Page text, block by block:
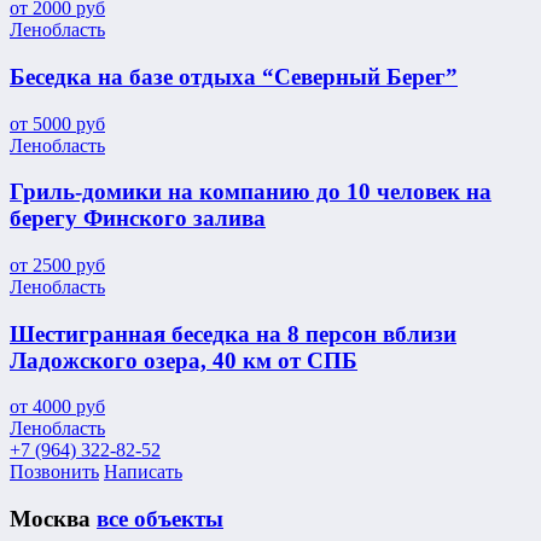
от 2000 руб
Ленобласть
Беседка на базе отдыха “Северный Берег”
от 5000 руб
Ленобласть
Гриль-домики на компанию до 10 человек на
берегу Финского залива
от 2500 руб
Ленобласть
Шестигранная беседка на 8 персон вблизи
Ладожского озера, 40 км от СПБ
от 4000 руб
Ленобласть
+7 (964) 322-82-52
Позвонить Написать
Москва все объекты